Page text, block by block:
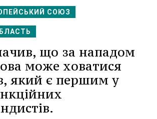
СОЮЗ
що за нападом
може ховатися
який є першим у